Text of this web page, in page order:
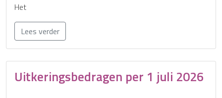
Het
Lees verder
Uitkeringsbedragen per 1 juli 2026